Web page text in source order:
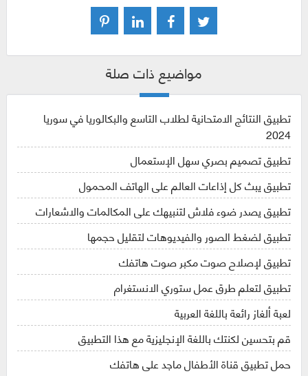
مواضيع ذات صلة
تطبيق النتائج الامتحانية لطلاب التاسع والبكالوريا في سوريا
2024
تطبيق تصميم بصري سهل الإستعمال
تطبيق يبث كل إذاعات العالم على الهاتف المحمول
تطبيق يصدر ضوء فلاش لتنبيهك على المكالمات والاشعارات
تطبيق لضغط الصور والفيديوهات لتقليل حجمها
تطبيق لإصلاح صوت مكبر صوت هاتفك
تطبيق لتعلم طرق عمل ستوري الانستغرام
لعبة ألغاز رائعة باللغة العربية
قم بتحسين لكنتك باللغة الإنجليزية مع هذا التطبيق
حمل تطبيق قناة الأطفال ماجد على هاتفك